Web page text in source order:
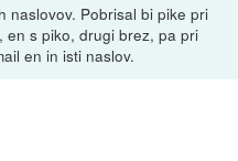
naslovov. Pobrisal bi pike pri
en s piko, drugi brez, pa pri
en in isti naslov.